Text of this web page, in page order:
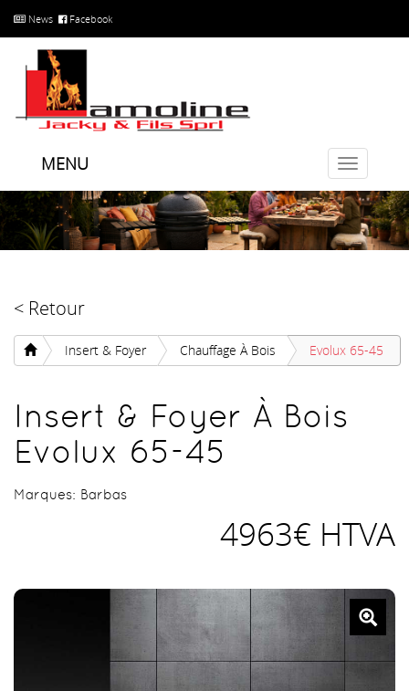
News Facebook
Toggle
MENU
< Retour
Insert & Foyer Chauffage À Bois Evolux 65-45
Insert & Foyer À Bois
Evolux 65-45
Marques: Barbas
4963€ HTVA